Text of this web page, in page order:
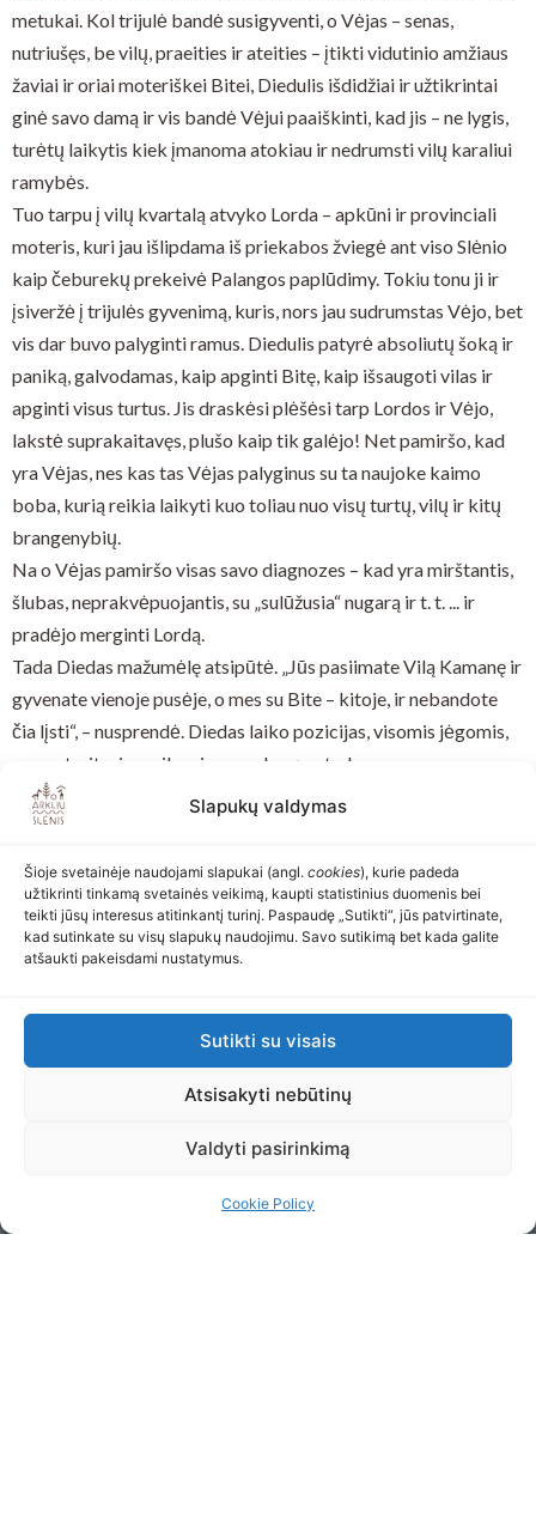
Slapukų valdymas
Šioje svetainėje naudojami slapukai (angl. cookies), kurie padeda
užtikrinti tinkamą svetainės veikimą, kaupti statistinius duomenis bei
teikti jūsų interesus atitinkantį turinį. Paspaudę „Sutikti“, jūs patvirtinate,
kad sutinkate su visų slapukų naudojimu. Savo sutikimą bet kada galite
atšaukti pakeisdami nustatymus.
Sutikti su visais
Atsisakyti nebūtinų
Valdyti pasirinkimą
Cookie Policy
metukai. Kol trijulė bandė susigyventi, o Vėjas – senas,
nutriušęs, be vilų, praeities ir ateities – įtikti vidutinio amžiaus
žaviai ir oriai moteriškei Bitei, Diedulis išdidžiai ir užtikrintai
ginė savo damą ir vis bandė Vėjui paaiškinti, kad jis – ne lygis,
turėtų laikytis kiek įmanoma atokiau ir nedrumsti vilų karaliui
ramybės.
Tuo tarpu į vilų kvartalą atvyko Lorda – apkūni ir provinciali
moteris, kuri jau išlipdama iš priekabos žviegė ant viso Slėnio
kaip čeburekų prekeivė Palangos paplūdimy. Tokiu tonu ji ir
įsiveržė į trijulės gyvenimą, kuris, nors jau sudrumstas Vėjo, bet
vis dar buvo palyginti ramus. Diedulis patyrė absoliutų šoką ir
paniką, galvodamas, kaip apginti Bitę, kaip išsaugoti vilas ir
apginti visus turtus. Jis draskėsi plėšėsi tarp Lordos ir Vėjo,
lakstė suprakaitavęs, plušo kaip tik galėjo! Net pamiršo, kad
yra Vėjas, nes kas tas Vėjas palyginus su ta naujoke kaimo
boba, kurią reikia laikyti kuo toliau nuo visų turtų, vilų ir kitų
brangenybių.
Na o Vėjas pamiršo visas savo diagnozes – kad yra mirštantis,
šlubas, neprakvėpuojantis, su „sulūžusia“ nugarą ir t. t. ... ir
pradėjo merginti Lordą.
Tada Diedas mažumėlę atsipūtė. „Jūs pasiimate Vilą Kamanę ir
gyvenate vienoje pusėje, o mes su Bite – kitoje, ir nebandote
čia lįsti“, – nusprendė. Diedas laiko pozicijas, visomis jėgomis,
saugo teritorines ribas ir savo damą, o tada…
O tada atvažiuoja Viva.
Kas nutiko atvažiavus Vivai, papasakosime kitoje Slėnio Santa
Barbaros serijoje.